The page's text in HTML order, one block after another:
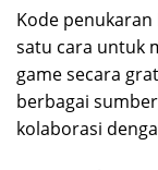
Kode
satu cara untuk
game secara
berbagai
kolaborasi